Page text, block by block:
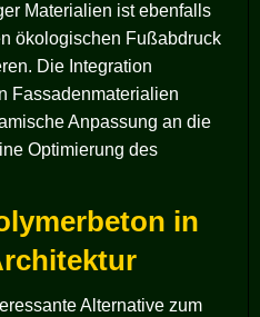
Materialien ist ebenfalls
ökologischen Fußabdruck
Die Integration
Fassadenmaterialien
Anpassung an die
Optimierung des
in
Alternative zum